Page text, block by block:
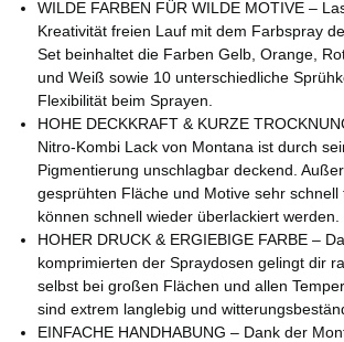
WILDE FARBEN FÜR WILDE MOTIVE –
Kreativität freien Lauf mit dem Farbspray
Set beinhaltet die Farben Gelb, Orange,
und Weiß sowie 10 unterschiedliche
Flexibilität beim Sprayen.
HOHE DECKKRAFT & KURZE
Nitro-Kombi Lack von Montana ist durch
Pigmentierung unschlagbar deckend.
gesprühten Fläche und Motive sehr schnell
können schnell wieder überlackiert werden.
HOHER DRUCK & ERGIEBIGE FARBE –
komprimierten der Spraydosen gelingt dir
selbst bei großen Flächen und allen
sind extrem langlebig und
EINFACHE HANDHABUNG – Dank der